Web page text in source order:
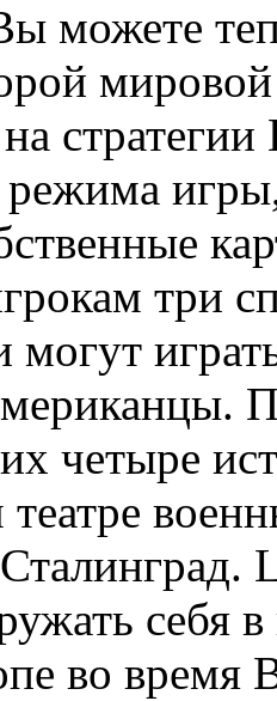
можете
три
могут
четыре
театре
себя
во время